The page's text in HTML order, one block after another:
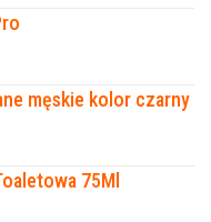
męskie kolor czarny
75Ml